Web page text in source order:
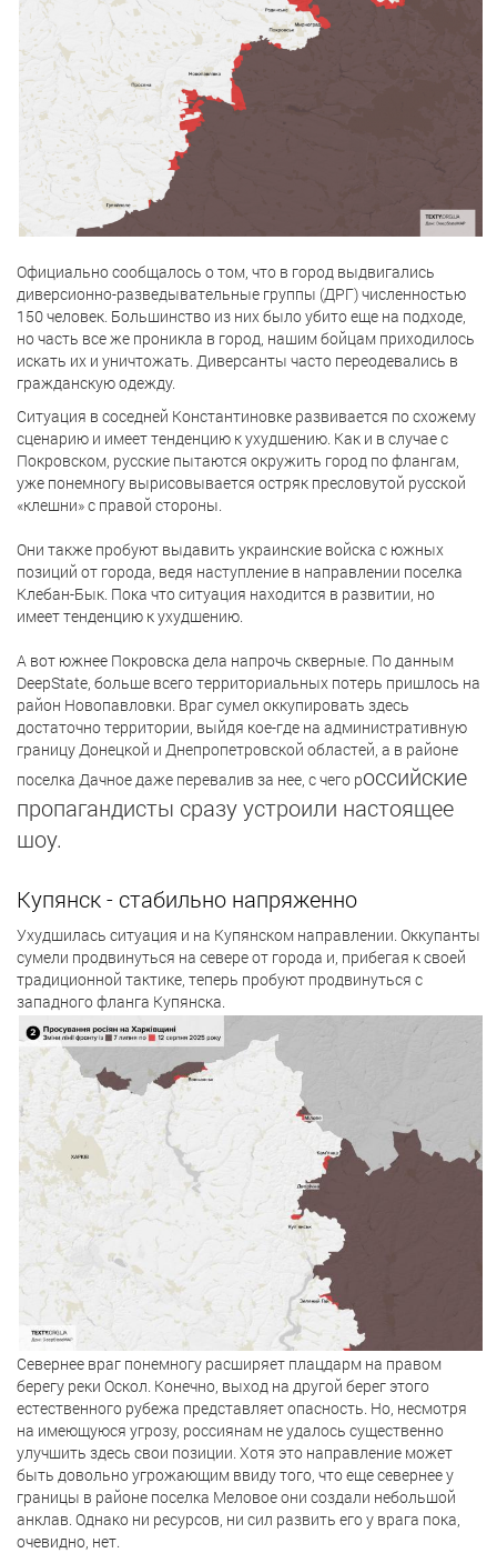
Официально сообщалось о том, что в город выдвигались
диверсионно-разведывательные группы (ДРГ) численностью
150 человек. Большинство из них было убито еще на подходе,
но часть все же проникла в город, нашим бойцам приходилось
искать их и уничтожать. Диверсанты часто переодевались в
гражданскую одежду.
Ситуация в соседней Константиновке развивается по схожему
сценарию и имеет тенденцию к ухудшению. Как и в случае с
Покровском, русские пытаются окружить город по флангам,
уже понемногу вырисовывается остряк пресловутой русской
«клешни» с правой стороны.
Они также пробуют выдавить украинские войска с южных
позиций от города, ведя наступление в направлении поселка
Клебан-Бык. Пока что ситуация находится в развитии, но
имеет тенденцию к ухудшению.
А вот южнее Покровска дела напрочь скверные. По данным
DeepState, больше всеготерриториальных потерь пришлось на
район Новопавловки. Враг сумел оккупировать здесь
достаточно территории, выйдя кое-где на административную
границу Донецкой и Днепропетровской областей, а в районе
поселка Дачное даже перевалив за нее, с чего российские
пропагандисты сразу устроили настоящее
шоу.
Купянск - стабильно напряженно
Ухудшилась ситуация и на Купянском направлении. Оккупанты
сумели продвинуться на севере от города и, прибегая к своей
традиционной тактике, теперь пробуют продвинуться с
западного фланга Купянска.
Севернее враг понемногу расширяет плацдарм на правом
берегу реки Оскол. Конечно, выход на другой берег этого
естественного рубежа представляет опасность. Но, несмотря
на имеющуюся угрозу, россиянам не удалось существенно
улучшить здесь свои позиции. Хотя это направление может
быть довольно угрожающим ввиду того, что еще севернее у
границы в районе поселка Меловое они создали небольшой
анклав. Однако ни ресурсов, ни сил развить его у врага пока,
очевидно, нет.